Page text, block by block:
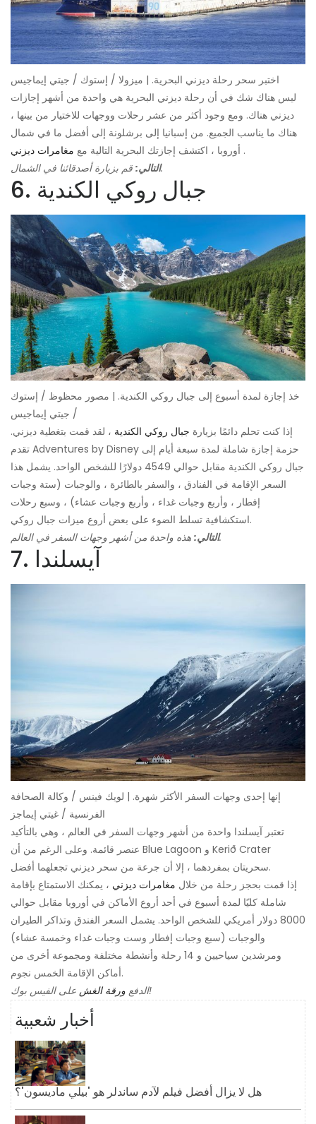
اختبر سحر رحلة ديزني البحرية. | ميزولا / إستوك / جيتي إيماجيس
ليس هناك شك في أن رحلة ديزني البحرية هي واحدة من أشهر إجازات
ديزني هناك. ومع وجود أكثر من عشر رحلات ووجهات للاختيار من بينها ،
هناك ما يناسب الجميع. من إسبانيا إلى برشلونة إلى أفضل ما في شمال
أوروبا ، اكتشف إجازتك البحرية التالية مع مغامرات ديزني
.
التالي:قم بزيارة أصدقائنا في الشمال.
6. جبال روكي الكندية
خذ إجازة لمدة أسبوع إلى جبال روكي الكندية. | مصور محظوظ / إستوك
/ جيتي إيماجيس
إذا كنت تحلم دائمًا بزيارة جبال روكي الكندية ، لقد قمت بتغطية ديزني.
تقدم Adventures by Disney حزمة إجازة شاملة لمدة سبعة أيام إلى
جبال روكي الكندية مقابل حوالي 4549 دولارًا للشخص الواحد. يشمل هذا
السعر الإقامة في الفنادق ، والسفر بالطائرة ، والوجبات (ستة وجبات
إفطار ، وأربع وجبات غداء ، وأربع وجبات عشاء) ، وسبع رحلات
استكشافية تسلط الضوء على بعض أروع ميزات جبال روكي.
التالي:هذه واحدة من أشهر وجهات السفر في العالم.
7. آيسلندا
إنها إحدى وجهات السفر الأكثر شهرة. | لويك فينس / وكالة الصحافة
الفرنسية / غيتي إيماجز
تعتبر آيسلندا واحدة من أشهر وجهات السفر في العالم ، وهي بالتأكيد
عنصر قائمة. وعلى الرغم من أن Blue Lagoon و Kerið Crater
سحريتان بمفردهما ، إلا أن جرعة من سحر ديزني تجعلهما أفضل.
إذا قمت بحجز رحلة من خلال مغامرات ديزني ، يمكنك الاستمتاع بإقامة
شاملة كليًا لمدة أسبوع في أحد أروع الأماكن في أوروبا مقابل حوالي
8000 دولار أمريكي للشخص الواحد. يشمل السعر الفندق وتذاكر الطيران
والوجبات (سبع وجبات إفطار وست وجبات غداء وخمسة عشاء)
ومرشدين سياحيين و 14 رحلة وأنشطة مختلفة ومجموعة أخرى من
أماكن الإقامة الخمس نجوم.
الدفع ورقة الغش على الفيس بوك!
أخبار شعبية
هل لا يزال أفضل فيلم لآدم ساندلر هو 'بيلي ماديسون'؟